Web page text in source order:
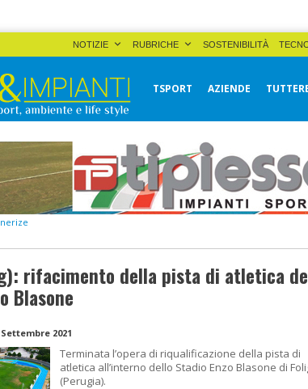
NOTIZIE RUBRICHE SOSTENIBILITÀ
TSPORT AZIENDE
rifacimento della pista di atletica
Blasone
Settembre 2021
Terminata l’opera di riqualificazione della pista di
atletica all’interno dello Stadio Enzo Blasone di
(Perugia).